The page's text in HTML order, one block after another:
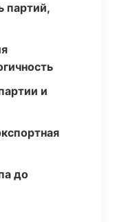
партий,
и
до